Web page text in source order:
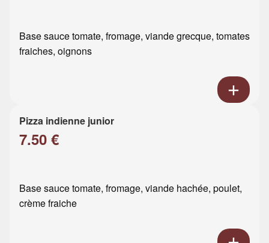
Base sauce tomate, fromage, viande grecque, tomates
fraiches, oignons
Pizza indienne junior
7.50 €
Base sauce tomate, fromage, viande hachée, poulet,
crème fraiche